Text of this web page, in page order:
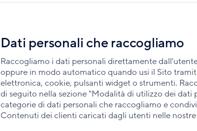
Dati personali che raccogliamo
Raccogliamo i dati personali direttamente
oppure in modo automatico quando usi il Sito
elettronica, cookie, pulsanti widget o strumenti.
di seguito nella sezione "Modalità di utilizzo dei
categorie di dati personali che raccogliamo e
Contenuti dei clienti caricati dagli utenti nelle